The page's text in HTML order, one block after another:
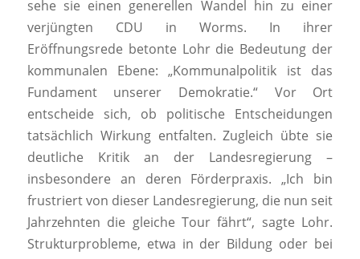
sehe sie einen generellen Wandel hin zu einer
verjüngten CDU in Worms. In ihrer
Eröffnungsrede betonte Lohr die Bedeutung der
kommunalen Ebene: „Kommunalpolitik ist das
Fundament unserer Demokratie.“ Vor Ort
entscheide sich, ob politische Entscheidungen
tatsächlich Wirkung entfalten. Zugleich übte sie
deutliche Kritik an der Landesregierung –
insbesondere an deren Förderpraxis. „Ich bin
frustriert von dieser Landesregierung, die nun seit
Jahrzehnten die gleiche Tour fährt“, sagte Lohr.
Strukturprobleme, etwa in der Bildung oder bei